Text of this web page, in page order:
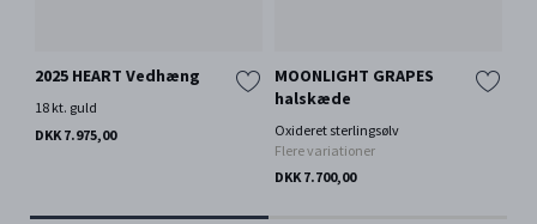
2025 HEART Vedhæng
18 kt. guld
DKK 7.975,00
MOONLIGHT GRAPES
halskæde
Oxideret sterlingsølv
Flere variationer
DKK 7.700,00